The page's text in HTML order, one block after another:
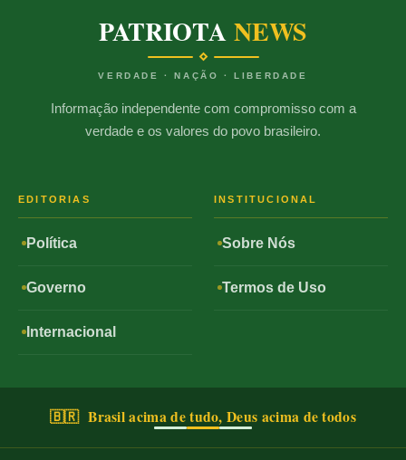
PATRIOTANEWS
VERDADE · NAÇÃO · LIBERDADE
Informação independente com compromisso com a
verdade e os valores do povo brasileiro.
EDITORIAS
Política
Governo
Internacional
INSTITUCIONAL
Sobre Nós
Termos de Uso
🇧🇷 Brasil acima de tudo, Deus acima de todos